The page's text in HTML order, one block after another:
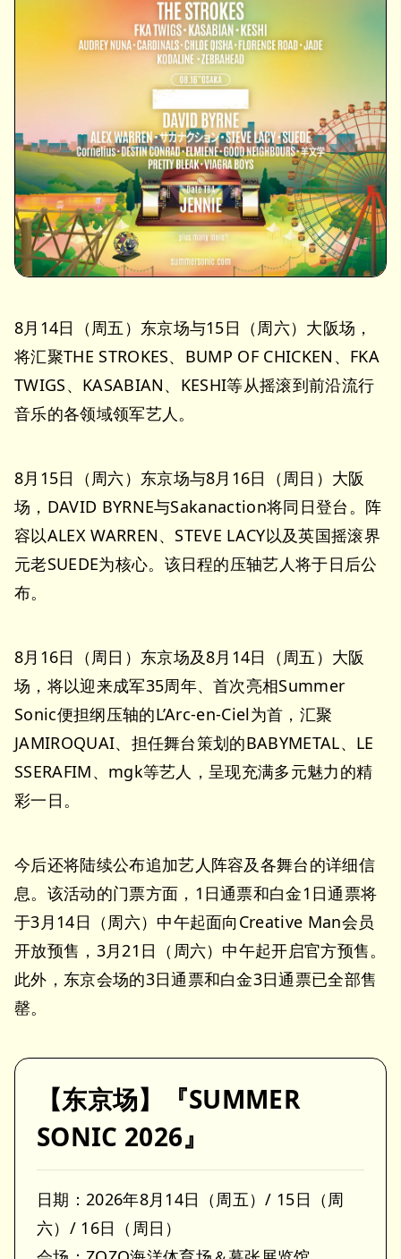
8月14日（周五）东京场与15日（周六）大阪场，
将汇聚THE STROKES、BUMP OF CHICKEN、FKA
TWIGS、KASABIAN、KESHI等从摇滚到前沿流行
音乐的各领域领军艺人。
8月15日（周六）东京场与8月16日（周日）大阪
场，DAVID BYRNE与Sakanaction将同日登台。阵
容以ALEX WARREN、STEVE LACY以及英国摇滚界
元老SUEDE为核心。该日程的压轴艺人将于日后公
布。
8月16日（周日）东京场及8月14日（周五）大阪
场，将以迎来成军35周年、首次亮相Summer
Sonic便担纲压轴的L’Arc-en-Ciel为首，汇聚
JAMIROQUAI、担任舞台策划的BABYMETAL、LE
SSERAFIM、mgk等艺人，呈现充满多元魅力的精
彩一日。
今后还将陆续公布追加艺人阵容及各舞台的详细信
息。该活动的门票方面，1日通票和白金1日通票将
于3月14日（周六）中午起面向Creative Man会员
开放预售，3月21日（周六）中午起开启官方预售。
此外，东京会场的3日通票和白金3日通票已全部售
罄。
【东京场】『SUMMER
SONIC 2026』
日期：2026年8月14日（周五）/ 15日（周
六）/ 16日（周日）